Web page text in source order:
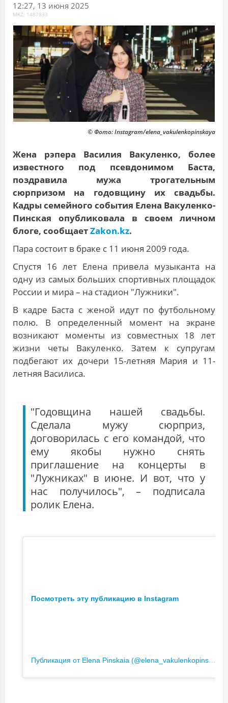
12:27, 13 июня 2025
MKZ: 1487833
© Фото: Instagram/elena_vakulenkopinskaya
Жена рэпера Василия Вакуленко, более
известного под псевдонимом Баста,
поздравила мужа трогательным
сюрпризом на годовщину их свадьбы.
Кадры семейного события Елена Вакуленко-
Пинская опубликовала в своем личном
блоге, сообщаетZakon.kz.
Пара состоит в браке с 11 июня 2009 года.
Спустя 16 лет Елена привела музыканта на
одну из самых больших спортивных площадок
России и мира – на стадион "Лужники".
В кадре Баста с женой идут по футбольному
полю. В определенный момент на экране
возникают моменты из совместных 18 лет
жизни четы Вакуленко. Затем к супругам
подбегают их дочери 15-летняя Мария и 11-
летняя Василиса.
"Годовщина нашей свадьбы.
Сделала мужу сюрприз,
договорилась с его командой, что
ему якобы нужно снять
приглашение на концерты в
"Лужниках" в июне. И вот, что у
нас получилось", – подписала
ролик Елена.
Посмотреть эту публикацию в Instagram
П
убликация от Elena Pinskaia (@elena_vakulenkopinskaya)